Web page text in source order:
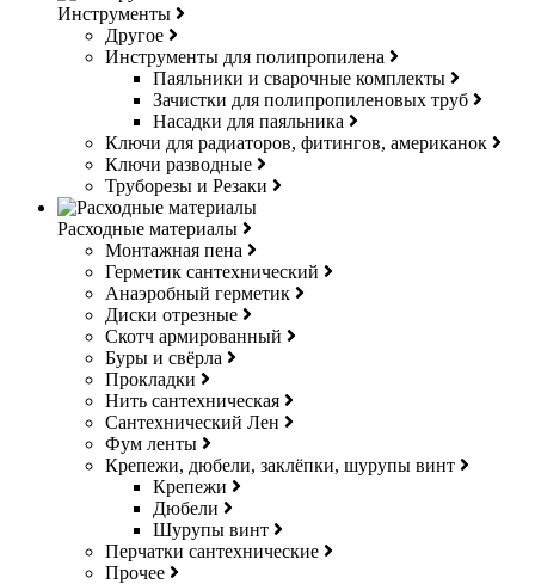
Инструменты
Другое
Инструменты для полипропилена
Паяльники и сварочные комплекты
Зачистки для полипропиленовых труб
Насадки для паяльника
Ключи для радиаторов, фитингов, американок
Ключи разводные
Труборезы и Резаки
Расходные материалы
Монтажная пена
Герметик сантехнический
Анаэробный герметик
Диски отрезные
Скотч армированный
Буры и свёрла
Прокладки
Нить сантехническая
Сантехнический Лен
Фум ленты
Крепежи, дюбели, заклёпки, шурупы винт
Крепежи
Дюбели
Шурупы винт
Перчатки сантехнические
Прочее